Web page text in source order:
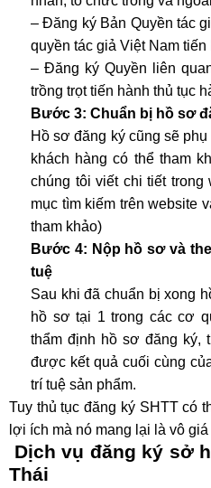
– Đăng ký Bản Quyền tác
quyền tác giả Việt Nam
– Đăng ký Quyền liên
trồng trọt tiến hành thủ tục
Bước 3: Chuẩn bị hồ sơ
Hồ sơ đăng ký cũng sẽ
khách hàng có thể tham
chúng tôi viết chi tiết trong
mục tìm kiếm trên website
tham khảo)
Bước 4: Nộp hồ sơ và
tuệ
Sau khi đã chuẩn bị xong
hồ sơ tại 1 trong các cơ
thẩm định hồ sơ đăng ký,
được kết quả cuối cùng
trí tuệ sản phẩm.
Tuy thủ tục đăng ký SHTT có
lợi ích mà nó mang lại là vô giá
Dịch vụ đăng ký sở
Thái